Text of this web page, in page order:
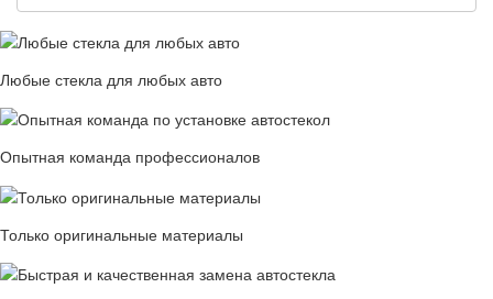
Любые стекла для любых авто
Опытная команда профессионалов
Только оригинальные материалы